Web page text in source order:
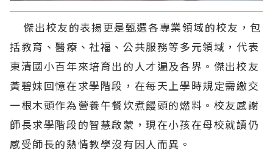
傑出校友的表揚更是甄選各專業領域的校友，包
括教育、醫療、社福、公共服務等多元領域，代表
東清國小百年來培育出的人才遍及各界。傑出校友
黃碧妹回憶在求學階段，在每天上學時規定需繳交
一根木頭作為營養午餐炊煮饅頭的燃料。校友感謝
師長求學階段的智慧啟蒙，現在小孩在母校就讀仍
感受師長的熱情教學沒有因人而異。